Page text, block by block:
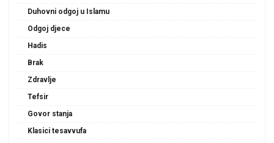
Duhovni odgoj u Islamu
Odgoj djece
Hadis
Brak
Zdravlje
Tefsir
Govor stanja
Klasici tesavvufa